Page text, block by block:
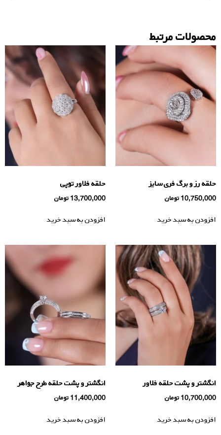
محصولات مرتبط
حلقه رز و برگ فری سایز
10,750,000 تومان
افزودن به سبد خرید
حلقه فلاور توپی
13,700,000 تومان
افزودن به سبد خرید
انگشتر و پشت حلقه فلاور
10,700,000 تومان
افزودن به سبد خرید
انگشتر و پشت حلقه طرح جواهر
11,400,000 تومان
افزودن به سبد خرید